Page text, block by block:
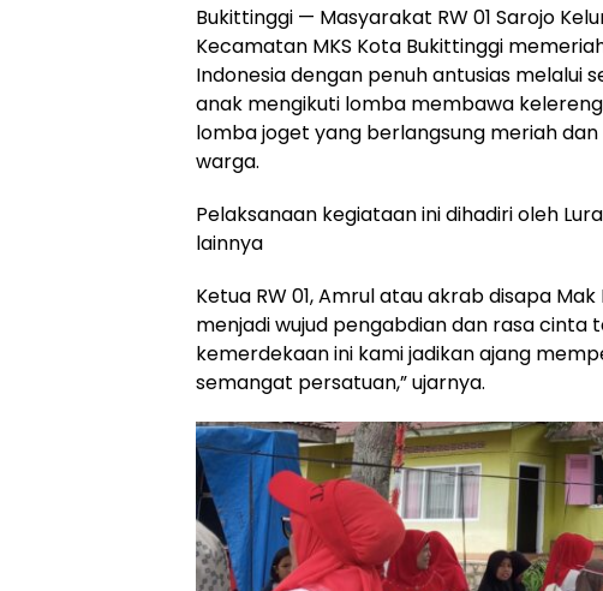
Bukittinggi — Masyarakat RW 01 Sarojo
Kecamatan MKS Kota Bukittinggi
Indonesia dengan penuh antusias melalui
anak mengikuti lomba membawa
lomba joget yang berlangsung meriah
warga.
Pelaksanaan kegiataan ini dihadiri oleh
lainnya
Ketua RW 01, Amrul atau akrab disapa
menjadi wujud pengabdian dan rasa cinta
kemerdekaan ini kami jadikan ajang
semangat persatuan,” ujarnya.